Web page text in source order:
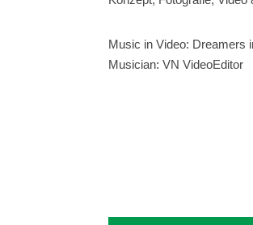
Music in Video: Dreamers
Musician: VN VideoEditor